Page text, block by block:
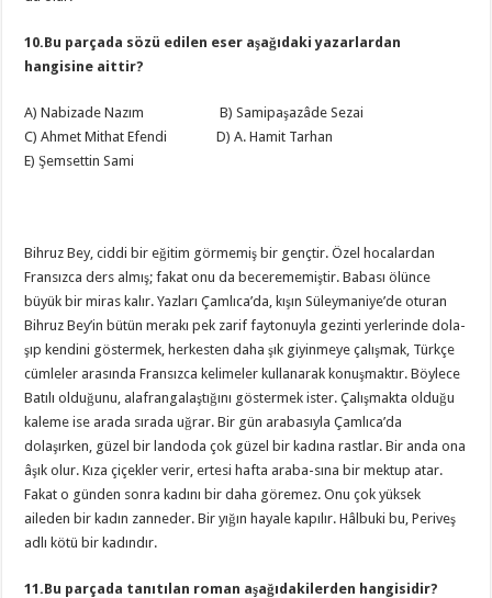
10.Bu parçada sözü edilen eser aşağıdaki yazarlardan
hangisine aittir?
A) Nabizade Nazım B) Samipaşazâde Sezai
C) Ahmet Mithat Efendi D) A. Hamit Tarhan
E) Şemsettin Sami
Bihruz Bey, ciddi bir eğitim görmemiş bir gençtir. Özel hocalardan
Fransızca ders almış; fakat onu da becerememiştir. Babası ölünce
büyük bir miras kalır. Yazları Çamlıca’da, kışın Süleymaniye’de oturan
Bihruz Bey’in bütün merakı pek zarif faytonuyla gezinti yerlerinde dola-
şıp kendini göstermek, herkesten daha şık giyinmeye çalışmak, Türkçe
cümleler arasında Fransızca kelimeler kullanarak konuşmaktır. Böylece
Batılı olduğunu, alafrangalaştığını göstermek ister. Çalışmakta olduğu
kaleme ise arada sırada uğrar. Bir gün arabasıyla Çamlıca’da
dolaşırken, güzel bir landoda çok güzel bir kadına rastlar. Bir anda ona
âşık olur. Kıza çiçekler verir, ertesi hafta araba-sına bir mektup atar.
Fakat o günden sonra kadını bir daha göremez. Onu çok yüksek
aileden bir kadın zanneder. Bir yığın hayale kapılır. Hâlbuki bu, Periveş
adlı kötü bir kadındır.
11.Bu parçada tanıtılan roman aşağıdakilerden hangisidir?